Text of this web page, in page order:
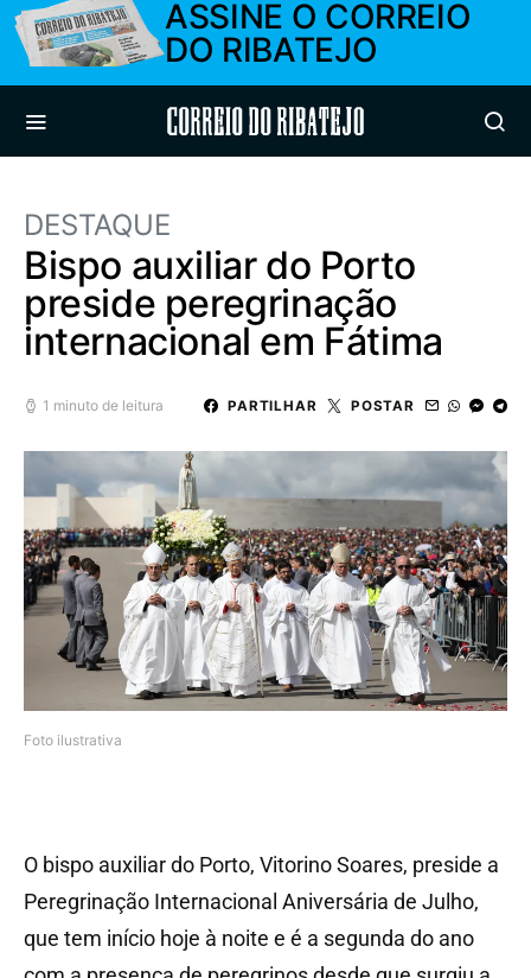
ASSINE O CORREIO
DO RIBATEJO
Correio do Ribatejo
DESTAQUE
Bispo auxiliar do Porto
preside peregrinação
internacional em Fátima
1 minuto de leitura PARTILHAR POSTAR
Foto ilustrativa
O bispo auxiliar do Porto, Vitorino Soares, preside a
Peregrinação Internacional Aniversária de Julho,
que tem início hoje à noite e é a segunda do ano